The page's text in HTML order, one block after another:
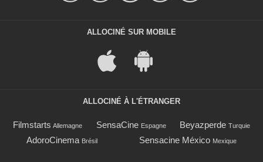
ALLOCINÉ SUR MOBILE
ALLOCINÉ À L'ÉTRANGER
Filmstarts Allemagne SensaCine Espagne Beyazperde Turquie
AdoroCinema Brésil Sensacine México Mexique